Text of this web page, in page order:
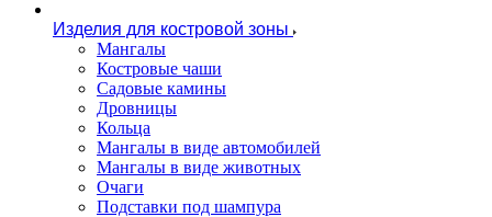
Изделия для костровой зоны
Мангалы
Костровые чаши
Садовые камины
Дровницы
Кольца
Мангалы в виде автомобилей
Мангалы в виде животных
Очаги
Подставки под шампура